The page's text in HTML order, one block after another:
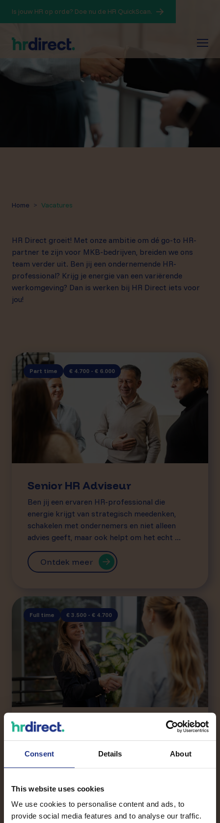
Consent Details About
This website uses cookies
We use cookies to personalise content and ads, to
provide social media features and to analyse our traffic.
Is jouw HR op orde? Doe nu de HR QuickScan.
Home Vacatures
HR Direct groeit! Met onze ambitie om dé go-to HR-
partner te zijn voor MKB-bedrijven, breiden we ons
team verder uit. Ben jij een ondernemende HR-
professional? Krijg je energie van een variërende
werkomgeving? Dan is werken bij HR Direct iets voor
jou!
Part time € 4.700 - € 6.000
Senior HR Adviseur
Ben jij een ervaren HR-professional die
energie krijgt van strategisch meedenken,
schakelen met ondernemers en niet alleen
advies geeft, maar ook helpt om het echt ...
Ontdek meer
Full time € 3.500 - € 4.700
Medior HR Adviseur
tussen advies en uitvoering? Krijg je energie
van afwisseling, verantwoordelijkheid en
deze ...
Ontdek meer